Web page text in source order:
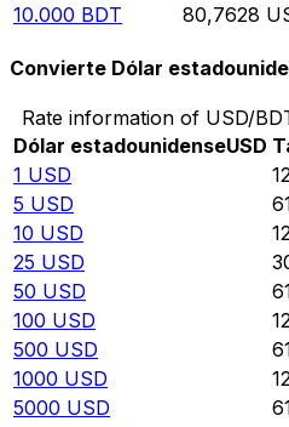
10.000 BDT 80,7628
Convierte Dólar
Rate information of USD/
Dólar estadounidenseUSD
1 USD
5 USD
10 USD
25 USD
50 USD
100 USD
500 USD
1000 USD
5000 USD